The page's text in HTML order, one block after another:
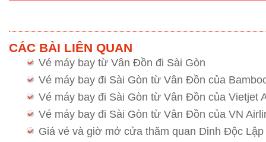
CÁC BÀI LIÊN QUAN
Vé máy bay từ Vân Đồn đi Sài Gòn
Vé máy bay đi Sài Gòn từ Vân Đồn của
Vé máy bay đi Sài Gòn từ Vân Đồn của Vietjet
Vé máy bay đi Sài Gòn từ Vân Đồn của VN
Giá vé và giờ mở cửa thăm quan Dinh Độc Lập